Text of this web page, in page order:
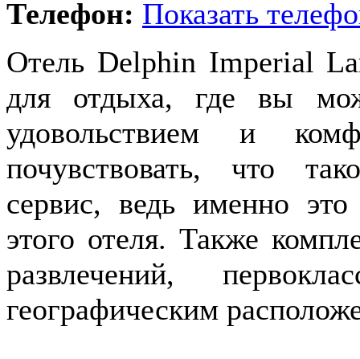
Телефон: Показать
Отель Delphin Imperial
для отдыха, где вы
удовольствием и
почувствовать, что
сервис, ведь именно
этого отеля. Также
развлечений,
географическим